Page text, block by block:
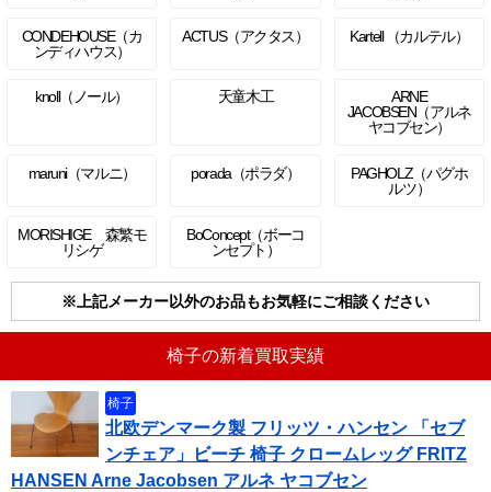
CONDEHOUSE（カ
ンディハウス）
ACTUS（アクタス） Kartell （カルテル）
knoll（ノール） 天童木工
ARNE
JACOBSEN（アルネ
ヤコブセン）
maruni（マルニ） porada（ポラダ）
PAGHOLZ（パグホ
ルツ）
MORISHIGE 森繁モ
リシゲ
BoConcept（ボーコ
ンセプト）
※上記メーカー以外のお品もお気軽にご相談ください
椅子の新着買取実績
椅子
北欧デンマーク製 フリッツ・ハンセン 「セブ
ンチェア」ビーチ 椅子 クロームレッグ FRITZ
HANSEN Arne Jacobsen アルネ ヤコブセン